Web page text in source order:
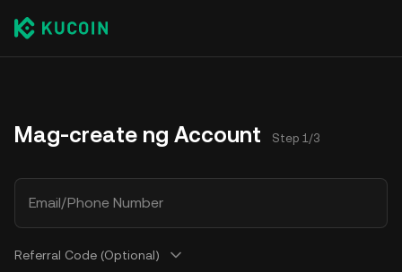
Mag-create ng Account Step 1/3
Email/Phone Number
Referral Code (Optional)